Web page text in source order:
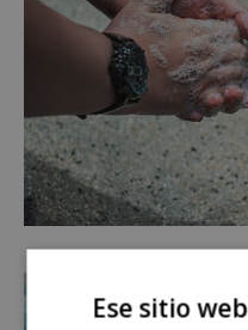
Ese sitio